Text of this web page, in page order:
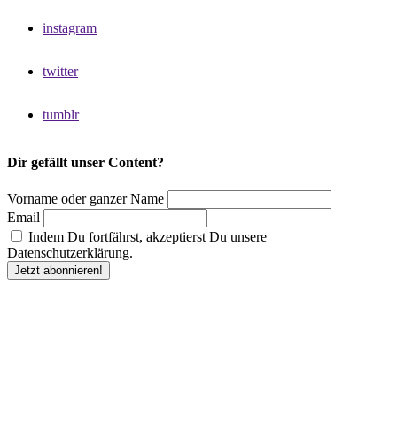
instagram
twitter
tumblr
Dir gefällt unser Content?
Vorname oder ganzer Name
Email
Indem Du fortfährst, akzeptierst Du unsere
Datenschutzerklärung.